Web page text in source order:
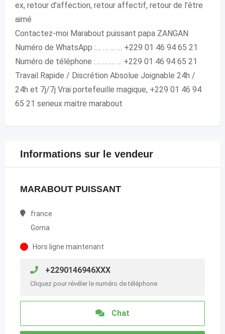
ex, retour d’affection, retour affectif, retour de l’être
aimé
Contactez-moi Marabout puissant papa ZANGAN
Numéro de WhatsApp :… … … … +229 01 46 94 65 21
Numéro de téléphone :… … … … +229 01 46 94 65 21
Travail Rapide / Discrétion Absolue Joignable 24h /
24h et 7j/7j Vrai portefeuille magique, +229 01 46 94
65 21 serieux maitre marabout
Informations sur le vendeur
MARABOUT PUISSANT
france
Goma
Hors ligne maintenant
+2290146946XXX
Cliquez pour révéler le numéro de téléphone
Chat